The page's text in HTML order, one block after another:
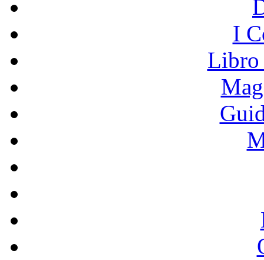
I
Libro